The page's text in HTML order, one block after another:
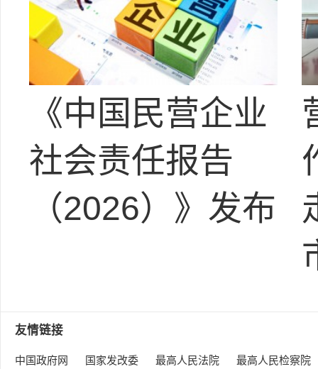
《中国民营企业
社会责任报告
（2026）》发布
友情链接
中国政府网 国家发改委 最高人民法院 最高人民检察院